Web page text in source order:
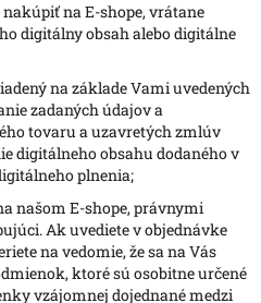
nakúpiť na E-shope, vrátane
digitálny obsah alebo digitálne
na základe Vami uvedených
zadaných údajov a
tovaru a uzavretých zmlúv
digitálneho obsahu dodaného v
plnenia;
našom E-shope, právnymi
Ak uvediete v objednávke
na vedomie, že sa na Vás
ktoré sú osobitne určené
vzájomnej dojednané medzi